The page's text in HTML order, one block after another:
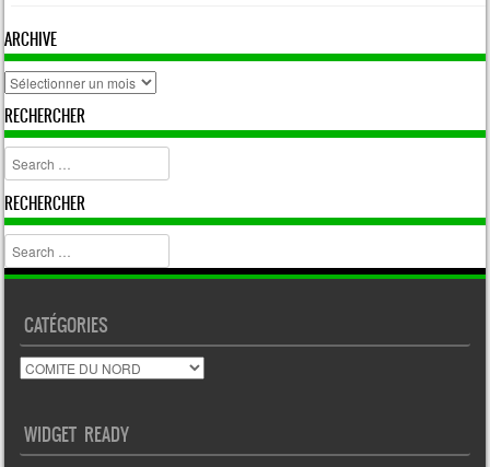
ARCHIVE
archive
RECHERCHER
Search
RECHERCHER
Search
CATÉGORIES
Catégories
WIDGET READY